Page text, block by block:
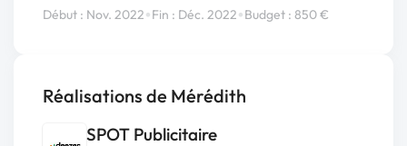
Début : Nov. 2022•Fin : Déc. 2022•Budget : 850 €
Réalisations de Mérédith
SPOT Publicitaire